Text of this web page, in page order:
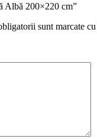
Albă 200×220 cm”
sunt marcate cu